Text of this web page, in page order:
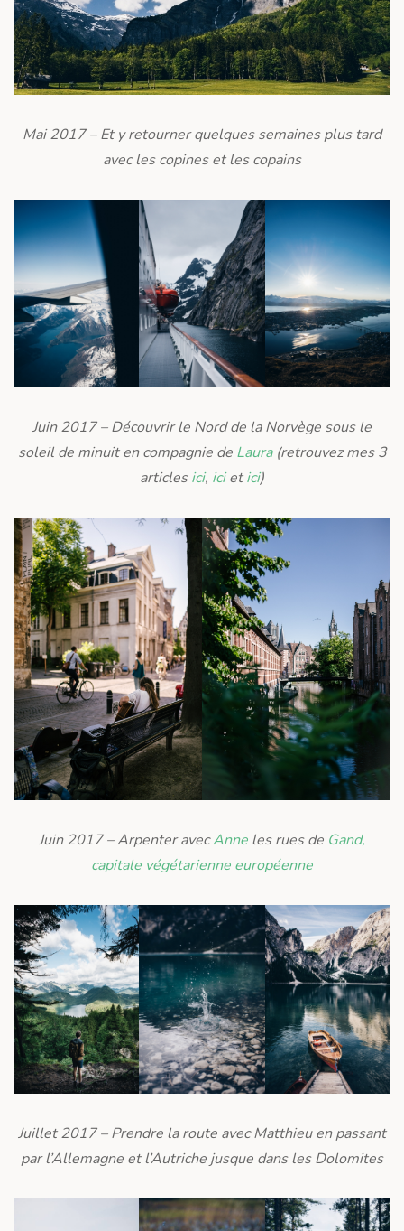
Mai 2017 – Et y retourner quelques semaines plus tard
avec les copines et les copains
Juin 2017 – Découvrir le Nord de la Norvège sous le
soleil de minuit en compagnie de Laura(retrouvez mes 3
articlesici, icietici)
Juin 2017 – Arpenter avecAnne les rues de Gand,
capitale végétarienne européenne
Juillet 2017 – Prendre la route avec Matthieu en passant
par l’Allemagne et l’Autriche jusque dans les Dolomites